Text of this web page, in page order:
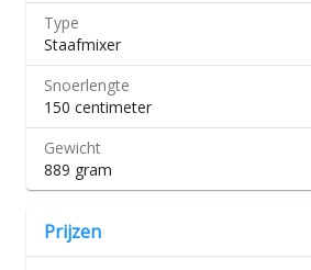
Type
Staafmixer
Snoerlengte
150 centimeter
Gewicht
889 gram
Prijzen